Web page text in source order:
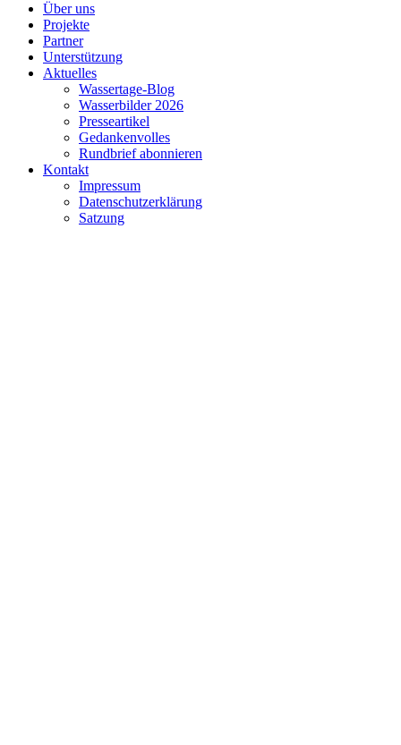
Über uns
Projekte
Partner
Unterstützung
Aktuelles
Wassertage-Blog
Wasserbilder 2026
Presseartikel
Gedankenvolles
Rundbrief abonnieren
Kontakt
Impressum
Datenschutzerklärung
Satzung